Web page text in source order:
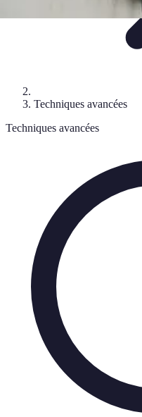
Techniques avancées
Techniques avancées